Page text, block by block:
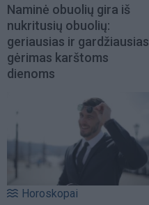
Naminė obuolių gira iš
nukritusių obuolių:
geriausias ir gardžiausias
gėrimas karštoms
dienoms
Horoskopai